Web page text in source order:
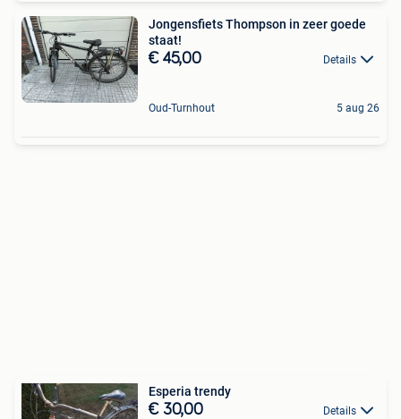
Jongensfiets Thompson in zeer goede
staat!
€ 45,00 Details
Oud-Turnhout 5 aug 26
Esperia trendy
€ 30,00 Details